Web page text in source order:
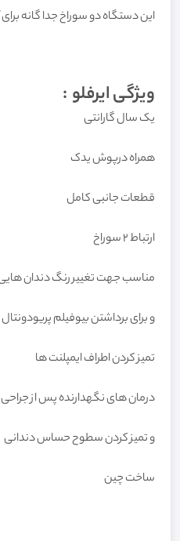
این دستگاه دو سوراخ جدا گانه
ویژگی ایرفلو :
یک سال گارانتی
همراه درپوش یدک
قطعات جانبی کامل
ارتباط 2 سوراخ
مناسب جهت تغییر رنگ دندان
و برای برداشتن بیوفیلم پریودونتال
تمیز کردن اطراف ایمپلنت ها
درمان های نگهدارنده پس از
و تمیز کردن سطوح حساس دندانی
ساخت چین